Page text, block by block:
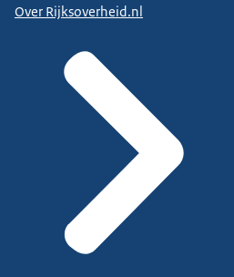
Over Rijksoverheid.nl